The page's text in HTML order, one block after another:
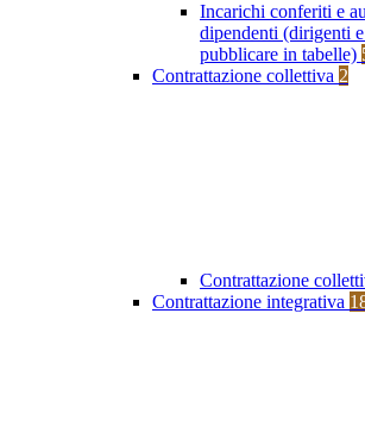
Incarichi conferiti e
dipendenti (dirigenti
pubblicare in tabelle)
Contrattazione collettiva 2
Contrattazione
Contrattazione integrativa